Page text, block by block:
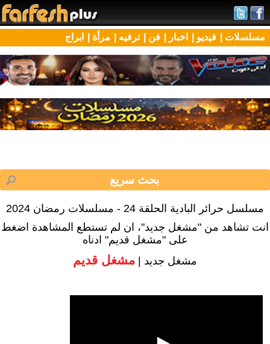
مسلسلات | فيديو | اخبار | فن | ترفيه | مرأة | ابراج
مسلسل حرائر البادية الحلقة 24 - مسلسلات رمضان 2024
انت تشاهد من "مشغل جديد"، ان لم تستطع المشاهدة اضغط
على "مشغل قديم" ادناه
مشغل جديد | مشغل قديم